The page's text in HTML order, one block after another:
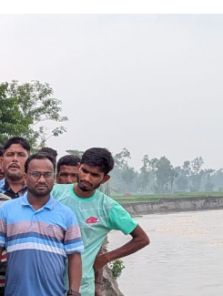
ঘুষের অভিযোগ
সমাবেশ অনুষ্ঠিত
শিক্ষক নিয়োগ